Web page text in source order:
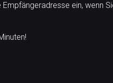
ein, wenn